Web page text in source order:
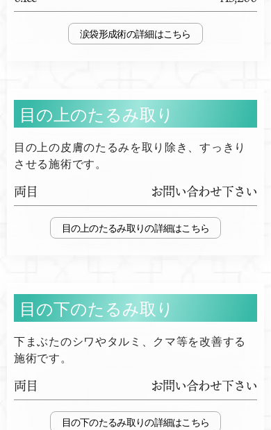
涙袋形成術
目の上のたるみ取り
目の上の皮膚のたるみを取り除き、すっきり
させる施術です。
両目 お問い合わせ下さい
目の上のたるみ取り
目の下のたるみ取り
下まぶたのシワやタルミ、クマ等を改善する
施術です。
両目 お問い合わせ下さい
目の下のたるみ取り